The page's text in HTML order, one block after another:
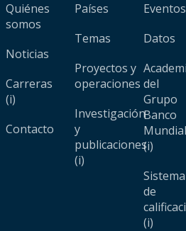
Quiénes
somos
Noticias
Carreras
(i)
Contacto
Países
Temas
Proyectos y
operaciones
Investigación
y
publicaciones
(i)
Eventos
Datos
del
Grupo
Banco
Mundial
(i)
Sistema
de
(i)